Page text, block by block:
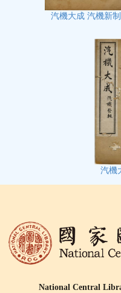
汽機大成 汽機新制
汽機
National Central